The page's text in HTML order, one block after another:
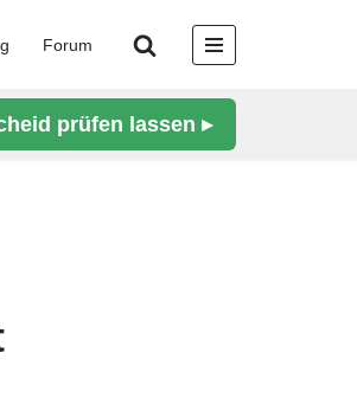
Forum
prüfen lassen ▸